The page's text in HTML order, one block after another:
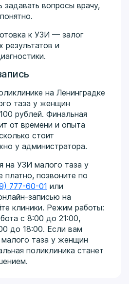
задавать вопросы врачу,
к УЗИ — залог
результатов и
на Ленинградке
таза у женщин
рублей. Финальная
от времени и опыта
стоит
у администратора.
на УЗИ малого таза у
позвоните по
777-60-01 или
записью на
клиники. Режим работы:
с 8:00 до 21:00,
до 18:00. Если вам
таза у женщин
поликлиника станет